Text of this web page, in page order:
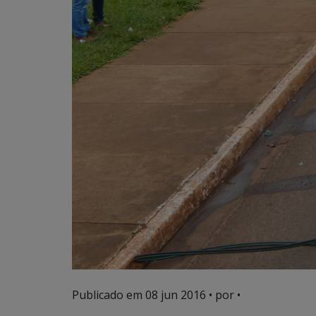
Publicado em 08 jun 2016 • por •